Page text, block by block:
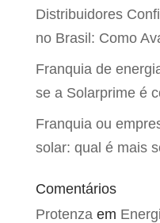
Distribuidores
no Brasil: Como
Franquia de
se a Solarprime é
Franquia ou
solar: qual é mais
Comentários
Protenza em